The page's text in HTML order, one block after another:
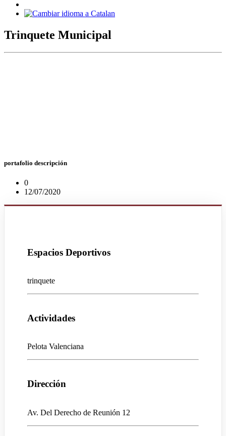
Trinquete Municipal
portafolio descripción
0
12/07/2020
Espacios Deportivos
trinquete
Actividades
Pelota Valenciana
Dirección
Av. Del Derecho de Reunión 12